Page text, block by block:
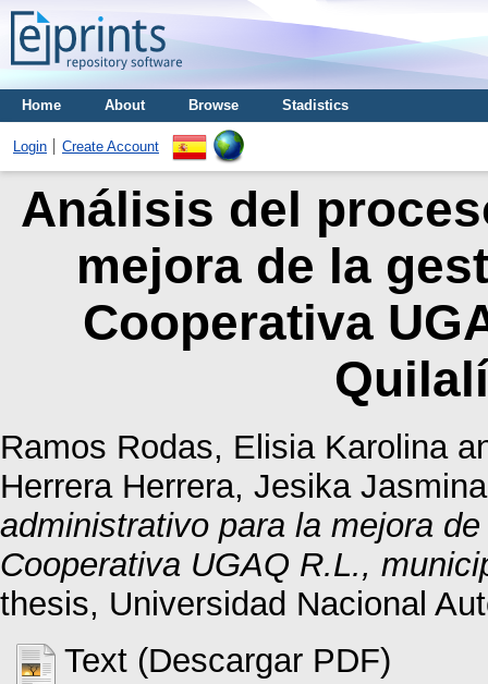
Home About Browse Stadistics
Login Create Account
Análisis del
mejora de la
Cooperativa
Ramos Rodas, Elisia Karolina
Herrera Herrera, Jesika Jasmina
administrativo para la mejora
Cooperativa UGAQ R.L.,
thesis, Universidad Nacional
Text (Descargar PDF)